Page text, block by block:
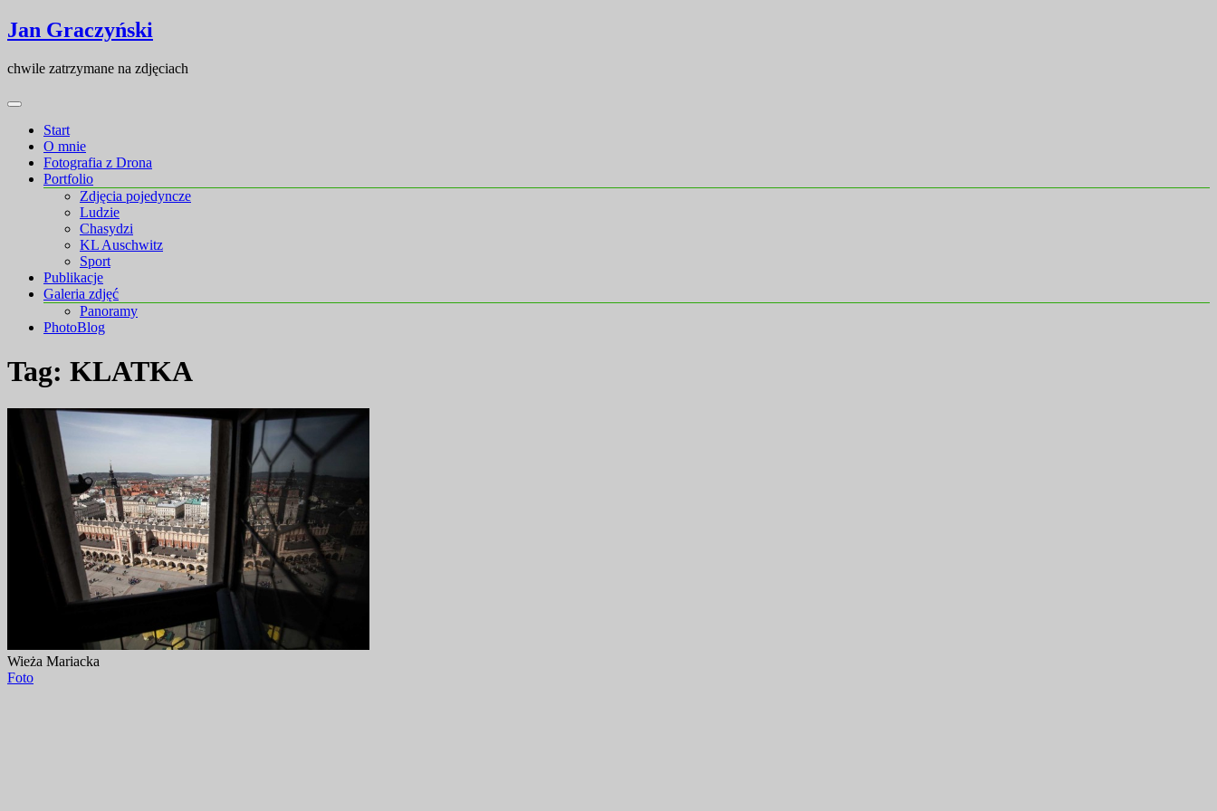
Skip
to
Skip
to
Jan Graczyński
chwile zatrzymane na zdjęciach
Start
O mnie
Fotografia z Drona
Portfolio
Zdjęcia pojedyncze
Ludzie
Chasydzi
KL Auschwitz
Sport
Publikacje
Galeria zdjęć
Panoramy
PhotoBlog
Tag: KLATKA
Wieża Mariacka
Foto